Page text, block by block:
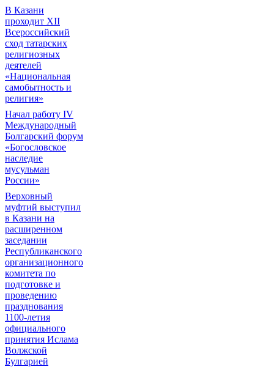
В Казани
проходит XII
Всероссийский
сход татарских
религиозных
деятелей
«Национальная
самобытность и
религия»
Начал работу IV
Международный
Болгарский форум
«Богословское
наследие
мусульман
России»
Верховный
муфтий выступил
в Казани на
расширенном
заседании
Республиканского
организационного
комитета по
подготовке и
проведению
празднования
1100-летия
официального
принятия Ислама
Волжской
Булгарией